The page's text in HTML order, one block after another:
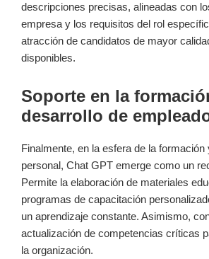
descripciones precisas, alineadas con
empresa y los requisitos del rol
atracción de candidatos de mayor
disponibles.
Soporte en la
desarrollo de
Finalmente, en la esfera de la formación
personal, Chat GPT emerge como un
Permite la elaboración de materiales
programas de capacitación
un aprendizaje constante. Asimismo,
actualización de competencias críticas
la organización.